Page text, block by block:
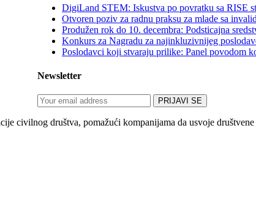
DigiLand STEM: Iskustva po povratku sa RISE
Otvoren poziv za radnu praksu za mlade sa
Produžen rok do 10. decembra: Podsticajna
Konkurs za Nagradu za najinkluzivnijeg
Poslodavci koji stvaraju prilike: Panel povodom
Newsletter
civilnog društva, pomažući kompanijama da usvoje